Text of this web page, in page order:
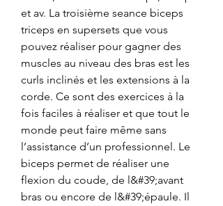
et av. La troisième seance biceps
triceps en supersets que vous
pouvez réaliser pour gagner des
muscles au niveau des bras est les
curls inclinés et les extensions à la
corde. Ce sont des exercices à la
fois faciles à réaliser et que tout le
monde peut faire même sans
l’assistance d’un professionnel. Le
biceps permet de réaliser une
flexion du coude, de l&#39;avant
bras ou encore de l&#39;épaule. Il